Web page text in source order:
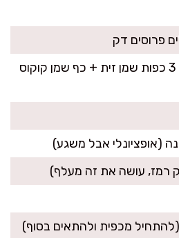
4 כפות שמן זית (או 3 כפות שמן זית + כף שמן קוקוס